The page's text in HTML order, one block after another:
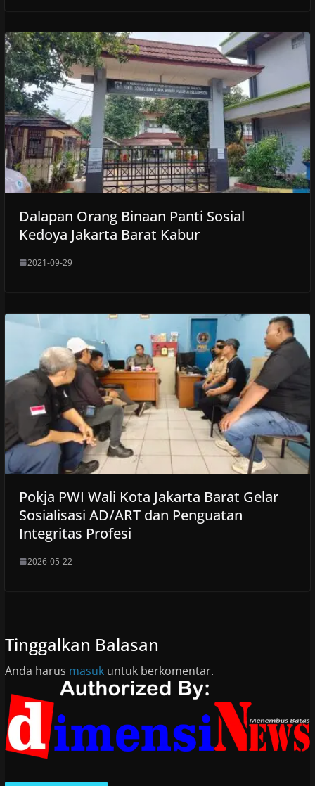
Dalapan Orang Binaan Panti Sosial
Kedoya Jakarta Barat Kabur
2021-09-29
Pokja PWI Wali Kota Jakarta Barat Gelar
Sosialisasi AD/ART dan Penguatan
Integritas Profesi
2026-05-22
Tinggalkan Balasan
Anda harus masukuntuk berkomentar.